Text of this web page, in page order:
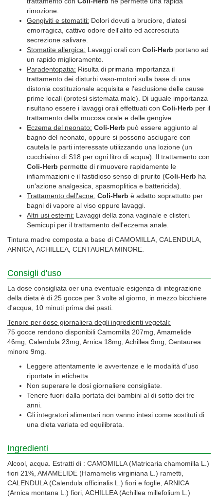
rimozione.
Gengiviti e stomatiti: Dolori dovuti a bruciore, diatesi
emorragica, cattivo odore dell'alito ed accresciuta
secrezione salivare.
Stomatite allergica: Lavaggi orali con Coli-Herb portano ad
un rapido miglioramento.
Paradentopatia: Risulta di primaria importanza il
trattamento dei disturbi vaso-motori sulla base di una
distonia costituzionale acquisita e l'esclusione delle cause
prime locali (protesi sistemata male). Di uguale importanza
risultano essere i lavaggi orali effettuati con Coli-Herb per il
trattamento della mucosa orale e delle gengive.
Eczema del neonato: Coli-Herb può essere aggiunto al
bagno del neonato, oppure si possono asciugare con
cautela le parti interessate utilizzando una lozione (un
cucchiaino di S18 per ogni litro di acqua). Il trattamento con
Coli-Herb permette di rimuovere rapidamente le
infiammazioni e il fastidioso senso di prurito (Coli-Herb ha
un'azione analgesica, spasmoplitica e battericida).
Trattamento dell'acne: Coli-Herb è adatto soprattutto per
bagni di vapore al viso oppure lavaggi.
Altri usi esterni: Lavaggi della zona vaginale e clisteri.
Semicupi per il trattamento dell'eczema anale.
Tintura madre composta a base di CAMOMILLA, CALENDULA,
ARNICA, ACHILLEA, CENTAUREA MINORE.
Consigli d'uso
La dose consigliata oer una eventuale esigenza di integrazione
della dieta è di 25 gocce per 3 volte al giorno, in mezzo bicchiere
d'acqua, 10 minuti prima dei pasti.
Tenore per dose giornaliera degli ingredienti vegetali:
75 gocce rendono disponibili Camomilla 207mg, Amamelide
46mg, Calendula 23mg, Arnica 18mg, Achillea 9mg, Centaurea
minore 9mg.
Leggere attentamente le avvertenze e le modalità d'uso
riportate in etichetta.
Non superare le dosi giornaliere consigliate.
Tenere fuori dalla portata dei bambini al di sotto dei tre
anni.
Gli integratori alimentari non vanno intesi come sostituti di
una dieta variata ed equilibrata.
Ingredienti
Alcool, acqua. Estratti di : CAMOMILLA (Matricaria chamomilla L.)
fiori 21%, AMAMELIDE (Hamamelis virginiana L.) rametti,
CALENDULA (Calendula officinalis L.) fiori e foglie, ARNICA
(Arnica montana L.) fiori, ACHILLEA (Achillea millefolium L.)